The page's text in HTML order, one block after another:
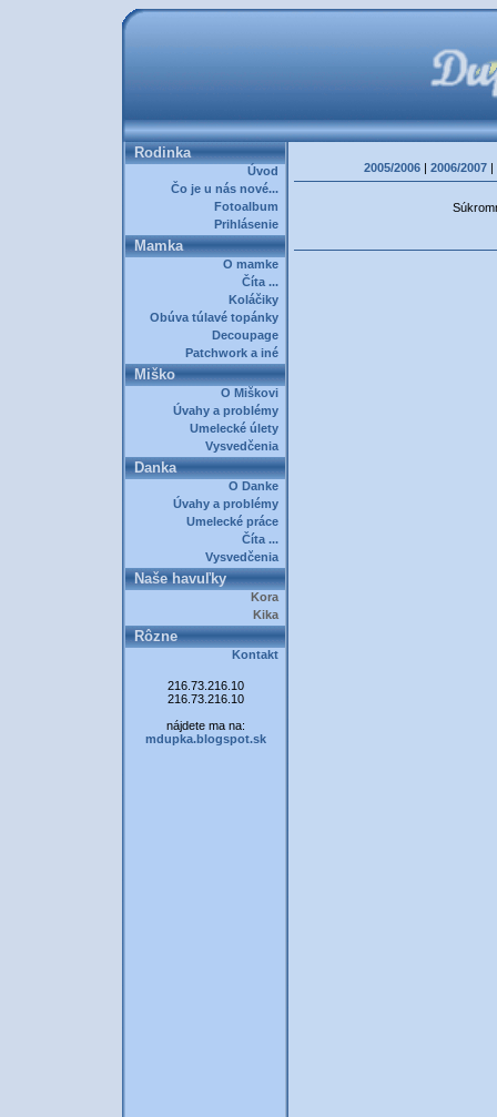
Rodinka
Úvod
Čo je u nás nové...
Fotoalbum
Prihlásenie
Mamka
O mamke
Číta ...
Koláčiky
Obúva túlavé topánky
Decoupage
Patchwork a iné
Miško
O Miškovi
Úvahy a problémy
Umelecké úlety
Vysvedčenia
Danka
O Danke
Úvahy a problémy
Umelecké práce
Číta ...
Vysvedčenia
Naše havuľky
Kora
Kika
Rôzne
Kontakt
216.73.216.10
216.73.216.10
nájdete ma na:
mdupka.blogspot.sk
2005/2006 | 2006/2007 |